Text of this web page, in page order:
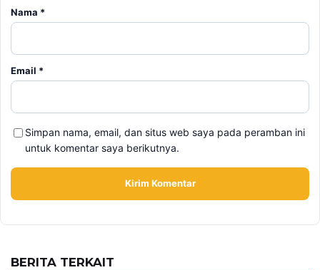
Nama *
Email *
Simpan nama, email, dan situs web saya pada peramban ini
untuk komentar saya berikutnya.
BERITA TERKAIT